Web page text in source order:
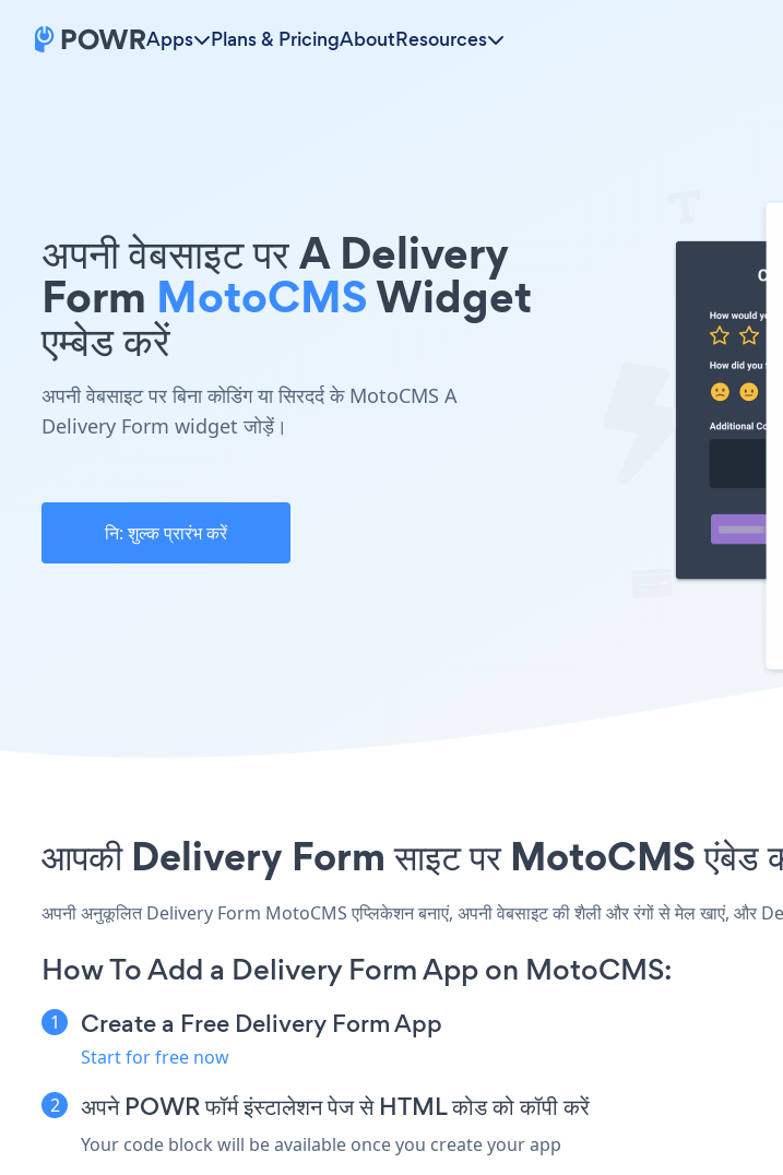
Apps Plans & PricingAboutResources
अपनी वेबसाइट पर A Delivery
Form MotoCMSWidget
एम्बेड करें
अपनी वेबसाइट पर बिना कोडिंग या सिरदर्द के MotoCMS A
Delivery Form widget जोड़ें।
नि: शुल्क प्रारंभ करें
आपकी Delivery Form साइट पर MotoCMS एंबेड
अपनी अनुकूलित Delivery Form MotoCMS एप्लिकेशन बनाएं, अपनी वेबसाइट की शैली और रंगों से मेल खाएं, और
How To Add a Delivery Form App on MotoCMS:
Create a Free Delivery Form App
Start for free now
अपने POWR फॉर्म इंस्टालेशन पेज से HTML कोड को कॉपी करें
Your code block will be available once you create your app